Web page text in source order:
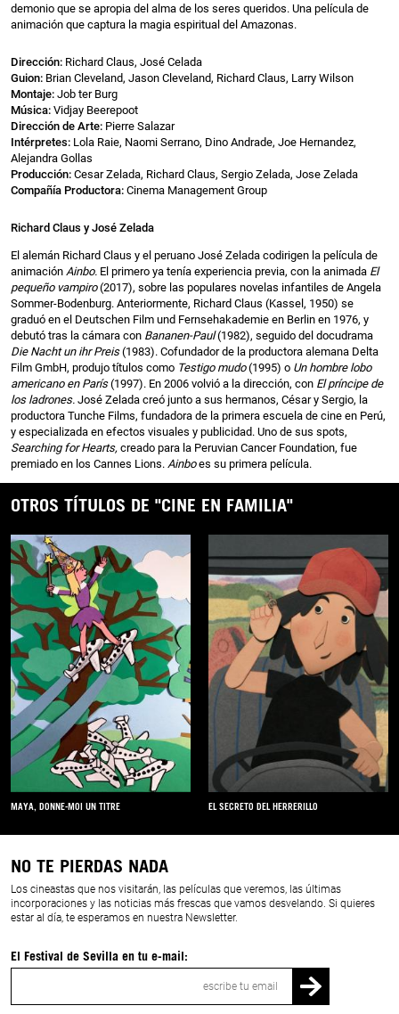
demonio que se apropia del alma de los seres queridos. Una película de
animación que captura la magia espiritual del Amazonas.
Dirección: Richard Claus, José Celada
Guion: Brian Cleveland, Jason Cleveland, Richard Claus, Larry Wilson
Montaje: Job ter Burg
Música: Vidjay Beerepoot
Dirección de Arte: Pierre Salazar
Intérpretes: Lola Raie, Naomi Serrano, Dino Andrade, Joe Hernandez,
Alejandra Gollas
Producción: Cesar Zelada, Richard Claus, Sergio Zelada, Jose Zelada
Compañía Productora: Cinema Management Group
Richard Claus y José Zelada
El alemán Richard Claus y el peruano José Zelada codirigen la película de
animación Ainbo. El primero ya tenía experiencia previa, con la animada El
pequeño vampiro(2017), sobre las populares novelas infantiles de Angela
Sommer-Bodenburg. Anteriormente, Richard Claus (Kassel, 1950) se
graduó en el Deutschen Film und Fernsehakademie en Berlin en 1976, y
debutó tras la cámara con Bananen-Paul(1982), seguido del docudrama
Die Nacht un ihr Preis(1983). Cofundador de la productora alemana Delta
Film GmbH, produjo títulos como Testigo mudo(1995) o Un hombre lobo
americano en París(1997). En 2006 volvió a la dirección, con El príncipe de
los ladrones. José Zelada creó junto a sus hermanos, César y Sergio, la
productora Tunche Films, fundadora de la primera escuela de cine en Perú,
y especializada en efectos visuales y publicidad. Uno de sus spots,
Searching for Hearts, creado para la Peruvian Cancer Foundation, fue
premiado en los Cannes Lions. Ainboes su primera película.
OTROS TÍTULOS DE "CINE EN FAMILIA"
MAYA, DONNE-MOI UN TITRE EL SECRETO DEL HERRERILLO
NO TE PIERDAS NADA
Los cineastas que nos visitarán, las películas que veremos, las últimas
incorporaciones y las noticias más frescas que vamos desvelando. Si quieres
estar al día, te esperamos en nuestra Newsletter.
El Festival de Sevilla en tu e-mail: